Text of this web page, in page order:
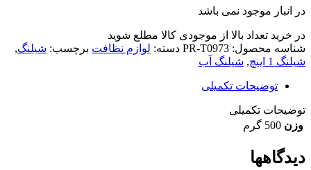
در انبار موجود نمی باشد
در خرید تعداد بالا از موجودی کالا مطلع شوید
شناسه محصول: PR-T0973 دسته: لوازم نظافت برچسب: شیلنگ,
شیلنگ 1 اینچ
, شیلنگ آب
توضیحات تکمیلی
توضیحات تکمیلی
وزن 500 گرم
دیدگاهها